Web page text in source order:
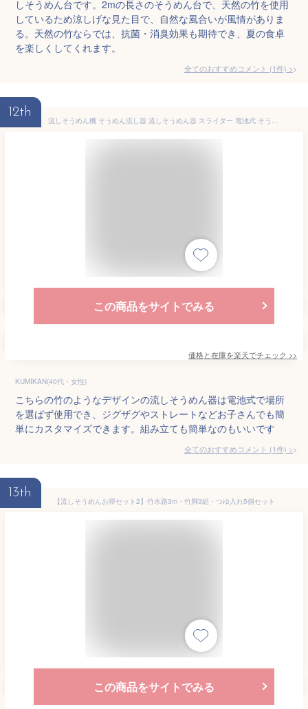
しそうめん台です。2mの長さのそうめん台で、天然の竹を使用
しているため涼しげな見た目で、自然な風合いが風情がありま
る。天然の竹ならでは、抗菌・消臭効果も期待でき、夏の食卓
を楽しくしてくれます。
全てのおすすめコメント (1件) >
12th
流しそうめん機 そうめん流し器 流しそうめん器 スライダー 電池式 そうめん 素麺 冷麦 子供が喜ぶ 家庭用 イベント Uターン型 ジグザグ型 ストレート型 カスタマイズ 最長約160cm 電池タイプ 【◎】/竹流麺スライダーそうめん流し器
この商品をサイトでみる
価格と在庫を楽天でチェック >>
KUMIKAN(40代・女性)
こちらの竹のようなデザインの流しそうめん器は電池式で場所
を選ばず使用でき、ジグザグやストレートなどお子さんでも簡
単にカスタマイズできます。組み立ても簡単なのもいいです
全てのおすすめコメント (1件) >
13th
【流しそうめんお得セット2】竹水路3m・竹脚3組・つゆ入れ5個セット
この商品をサイトでみる